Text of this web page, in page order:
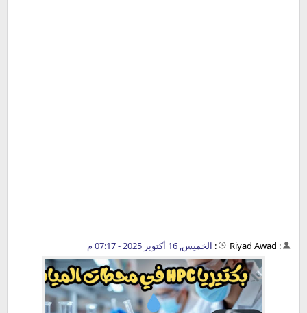
:
Riyad Awad
: الخميس, 16 أكتوبر 2025 - 07:17 م